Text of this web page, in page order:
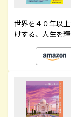
世界を４０年以
けする、人生を